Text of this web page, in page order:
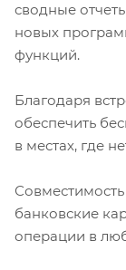
сводные
новых
функций.
Благодаря
обеспечить
в местах, где
банковские
операции в